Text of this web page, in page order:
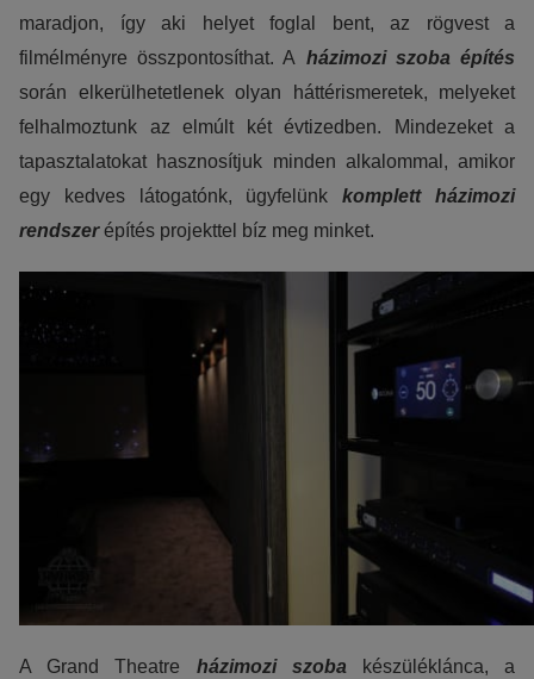
maradjon, így aki helyet foglal bent, az rögvest a
filmélményre összpontosíthat. A házimozi szoba építés
során elkerülhetetlenek olyan háttérismeretek, melyeket
felhalmoztunk az elmúlt két évtizedben. Mindezeket a
tapasztalatokat hasznosítjuk minden alkalommal, amikor
egy kedves látogatónk, ügyfelünk komplett házimozi
rendszerépítés projekttel bíz meg minket.
A Grand Theatre házimozi szoba készüléklánca, a